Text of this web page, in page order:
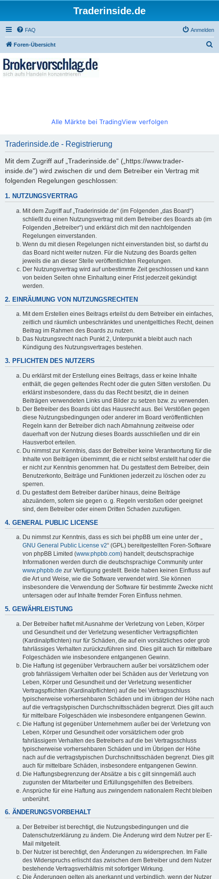
Traderinside.de
FAQ Anmelden
Foren-Übersicht
Alle Märkte bei TradingView verfolgen
Traderinside.de - Registrierung
Mit dem Zugriff auf „Traderinside.de“ („https://www.trader-
inside.de“) wird zwischen dir und dem Betreiber ein Vertrag mit
folgenden Regelungen geschlossen:
1. NUTZUNGSVERTRAG
Mit dem Zugriff auf „Traderinside.de“ (im Folgenden „das Board“)
schließt du einen Nutzungsvertrag mit dem Betreiber des Boards ab (im
Folgenden „Betreiber“) und erklärst dich mit den nachfolgenden
Regelungen einverstanden.
Wenn du mit diesen Regelungen nicht einverstanden bist, so darfst du
das Board nicht weiter nutzen. Für die Nutzung des Boards gelten
jeweils die an dieser Stelle veröffentlichten Regelungen.
Der Nutzungsvertrag wird auf unbestimmte Zeit geschlossen und kann
von beiden Seiten ohne Einhaltung einer Frist jederzeit gekündigt
werden.
2. EINRÄUMUNG VON NUTZUNGSRECHTEN
Mit dem Erstellen eines Beitrags erteilst du dem Betreiber ein einfaches,
zeitlich und räumlich unbeschränktes und unentgeltliches Recht, deinen
Beitrag im Rahmen des Boards zu nutzen.
Das Nutzungsrecht nach Punkt 2, Unterpunkt a bleibt auch nach
Kündigung des Nutzungsvertrages bestehen.
3. PFLICHTEN DES NUTZERS
Du erklärst mit der Erstellung eines Beitrags, dass er keine Inhalte
enthält, die gegen geltendes Recht oder die guten Sitten verstoßen. Du
erklärst insbesondere, dass du das Recht besitzt, die in deinen
Beiträgen verwendeten Links und Bilder zu setzen bzw. zu verwenden.
Der Betreiber des Boards übt das Hausrecht aus. Bei Verstößen gegen
diese Nutzungsbedingungen oder anderer im Board veröffentlichten
Regeln kann der Betreiber dich nach Abmahnung zeitweise oder
dauerhaft von der Nutzung dieses Boards ausschließen und dir ein
Hausverbot erteilen.
Du nimmst zur Kenntnis, dass der Betreiber keine Verantwortung für die
Inhalte von Beiträgen übernimmt, die er nicht selbst erstellt hat oder die
er nicht zur Kenntnis genommen hat. Du gestattest dem Betreiber, dein
Benutzerkonto, Beiträge und Funktionen jederzeit zu löschen oder zu
sperren.
Du gestattest dem Betreiber darüber hinaus, deine Beiträge
abzuändern, sofern sie gegen o. g. Regeln verstoßen oder geeignet
sind, dem Betreiber oder einem Dritten Schaden zuzufügen.
4. GENERAL PUBLIC LICENSE
Du nimmst zur Kenntnis, dass es sich bei phpBB um eine unter der „
GNU General Public License v2“ (GPL) bereitgestellten Foren-Software
von phpBB Limited (www.phpbb.com) handelt; deutschsprachige
Informationen werden durch die deutschsprachige Community unter
www.phpbb.de zur Verfügung gestellt. Beide haben keinen Einfluss auf
die Art und Weise, wie die Software verwendet wird. Sie können
insbesondere die Verwendung der Software für bestimmte Zwecke nicht
untersagen oder auf Inhalte fremder Foren Einfluss nehmen.
5. GEWÄHRLEISTUNG
Der Betreiber haftet mit Ausnahme der Verletzung von Leben, Körper
und Gesundheit und der Verletzung wesentlicher Vertragspflichten
(Kardinalpflichten) nur für Schäden, die auf ein vorsätzliches oder grob
fahrlässiges Verhalten zurückzuführen sind. Dies gilt auch für mittelbare
Folgeschäden wie insbesondere entgangenen Gewinn.
Die Haftung ist gegenüber Verbrauchern außer bei vorsätzlichem oder
grob fahrlässigem Verhalten oder bei Schäden aus der Verletzung von
Leben, Körper und Gesundheit und der Verletzung wesentlicher
Vertragspflichten (Kardinalpflichten) auf die bei Vertragsschluss
typischerweise vorhersehbaren Schäden und im übrigen der Höhe nach
auf die vertragstypischen Durchschnittsschäden begrenzt. Dies gilt auch
für mittelbare Folgeschäden wie insbesondere entgangenen Gewinn.
Die Haftung ist gegenüber Unternehmern außer bei der Verletzung von
Leben, Körper und Gesundheit oder vorsätzlichem oder grob
fahrlässigem Verhalten des Betreibers auf die bei Vertragsschluss
typischerweise vorhersehbaren Schäden und im Übrigen der Höhe
nach auf die vertragstypischen Durchschnittsschäden begrenzt. Dies gilt
auch für mittelbare Schäden, insbesondere entgangenen Gewinn.
Die Haftungsbegrenzung der Absätze a bis c gilt sinngemäß auch
zugunsten der Mitarbeiter und Erfüllungsgehilfen des Betreibers.
Ansprüche für eine Haftung aus zwingendem nationalem Recht bleiben
unberührt.
6. ÄNDERUNGSVORBEHALT
Der Betreiber ist berechtigt, die Nutzungsbedingungen und die
Datenschutzerklärung zu ändern. Die Änderung wird dem Nutzer per E-
Mail mitgeteilt.
Der Nutzer ist berechtigt, den Änderungen zu widersprechen. Im Falle
des Widerspruchs erlischt das zwischen dem Betreiber und dem Nutzer
bestehende Vertragsverhältnis mit sofortiger Wirkung.
Die Änderungen gelten als anerkannt und verbindlich, wenn der Nutzer